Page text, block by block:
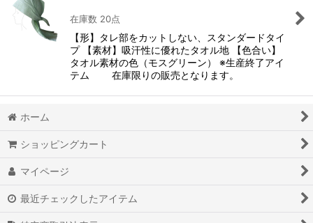
在庫数 20点
【形】タレ部をカットしない、スタンダードタイ
プ 【素材】吸汗性に優れたタオル地 【色合い】
タオル素材の色（モスグリーン） ※生産終了アイ
テム 在庫限りの販売となります。
ホーム
ショッピングカート
マイページ
最近チェックしたアイテム